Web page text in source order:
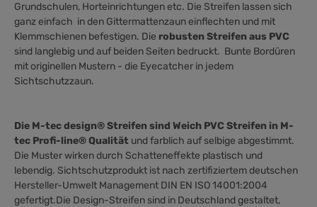
Grundschulen, Horteinrichtungen etc. Die Streifen lassen sich
ganz einfach in den Gittermattenzaun einflechten und mit
Klemmschienen befestigen. Die robusten Streifen aus PVC
sind langlebig und auf beiden Seiten bedruckt. Bunte Bordüren
mit originellen Mustern - die Eyecatcher in jedem
Sichtschutzzaun.
Die M-tec design® Streifen sind Weich PVC Streifen in M-
tec Profi-line® Qualität und farblich auf selbige abgestimmt.
Die Muster wirken durch Schatteneffekte plastisch und
lebendig. Sichtschutzprodukt ist nach zertifiziertem deutschen
Hersteller-Umwelt Management DIN EN ISO 14001:2004
gefertigt.Die Design-Streifen sind in Deutschland gestaltet,